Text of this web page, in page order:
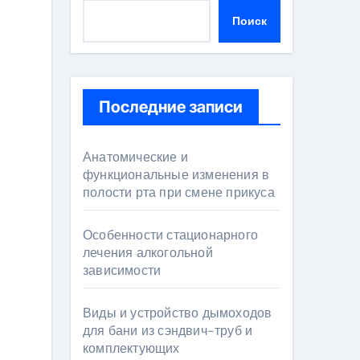
Поиск
Последние записи
Анатомические и
функциональные изменения в
полости рта при смене прикуса
Особенности стационарного
лечения алкогольной
зависимости
Виды и устройство дымоходов
для бани из сэндвич-труб и
комплектующих